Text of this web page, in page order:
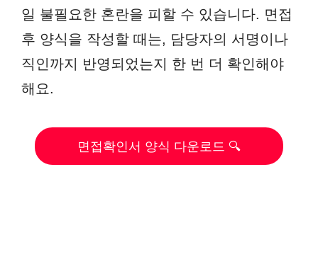
일 불필요한 혼란을 피할 수 있습니다. 면접
후 양식을 작성할 때는, 담당자의 서명이나
직인까지 반영되었는지 한 번 더 확인해야
해요.
면접확인서 양식 다운로드 🔍